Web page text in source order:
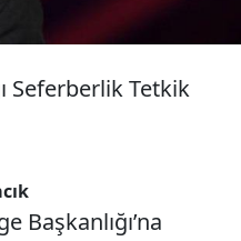
Seferberlik Tetkik
Başkanlığı’na